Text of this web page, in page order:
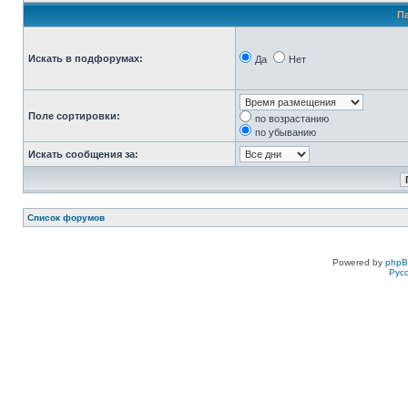
Искать в подфорумах: Да Нет
Поле сортировки:
по возрастанию
по убыванию
Искать сообщения за:
Список форумов
Powered by